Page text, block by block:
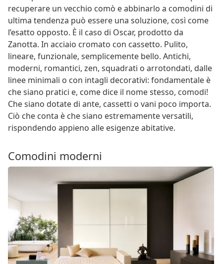
recuperare un vecchio comò e abbinarlo a comodini di
ultima tendenza può essere una soluzione, così come
l’esatto opposto. È il caso di Oscar, prodotto da
Zanotta. In acciaio cromato con cassetto. Pulito,
lineare, funzionale, semplicemente bello. Antichi,
moderni, romantici, zen, squadrati o arrotondati, dalle
linee minimali o con intagli decorativi: fondamentale è
che siano pratici e, come dice il nome stesso, comodi!
Che siano dotate di ante, cassetti o vani poco importa.
Ciò che conta è che siano estremamente versatili,
rispondendo appieno alle esigenze abitative.
Comodini moderni